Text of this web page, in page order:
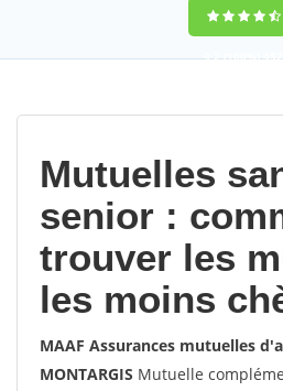
9,2(100%)452
Mutuelles
senior :
trouver les
les moins
MAAF Assurances mutuelles
MONTARGIS Mutuelle